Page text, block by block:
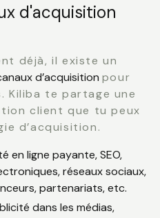
d'acquisition
déjà, il existe un
d’acquisition pour
Kiliba te partage une
client que tu peux
d’acquisition.
en ligne payante, SEO,
réseaux sociaux,
partenariats, etc.
dans les médias,